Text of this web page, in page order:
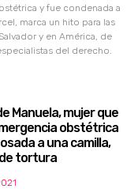
y fue condenada a
marca un hito para las
y en América, de
del derecho.
Manuela, mujer que
obstétrica
a una camilla,
tortura